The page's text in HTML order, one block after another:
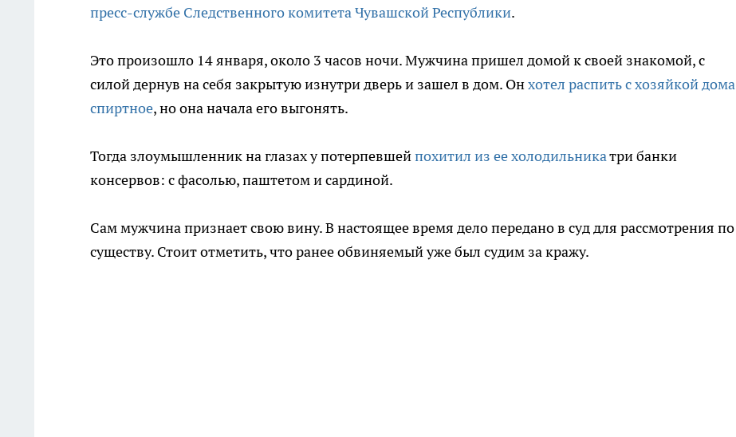
пресс-службе Следственного комитета Чувашской Республики.
Это произошло 14 января, около 3 часов ночи. Мужчина пришел домой к своей знакомой, с
силой дернув на себя закрытую изнутри дверь и зашел в дом. Онхотел распить с хозяйкой дома
спиртное, но она начала его выгонять.
Тогда злоумышленник на глазах у потерпевшейпохитил из ее холодильникатри банки
консервов: с фасолью, паштетом и сардиной.
Сам мужчина признает свою вину. В настоящее время дело передано в суд для рассмотрения по
существу. Стоит отметить, что ранее обвиняемый уже был судим за кражу.